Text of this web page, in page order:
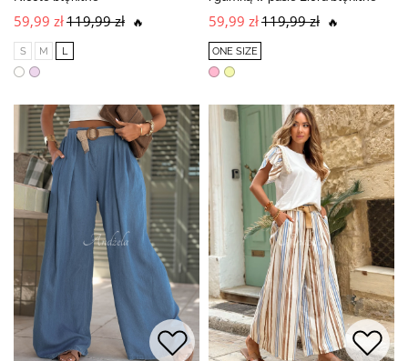
59,99 zł119,99 zł 🔥
S M L
59,99 zł119,99 zł 🔥
ONE SIZE